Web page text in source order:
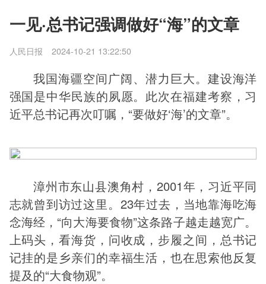
一见·总书记强调做好“海”的文章
人民日报 2024-10-21 13:22:50
我国海疆空间广阔、潜力巨大。建设海洋
强国是中华民族的夙愿。此次在福建考察，习
近平总书记再次叮嘱，“要做好‘海’的文章”。
漳州市东山县澳角村，2001年，习近平同
志就曾到访过这里。23年过去，当地靠海吃海
念海经，“向大海要食物”这条路子越走越宽广。
上码头，看海货，问收成，步履之间，总书记
记挂的是乡亲们的幸福生活，也在思索他反复
提及的“大食物观”。